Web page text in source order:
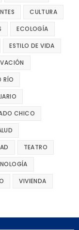
CULTURA
ECOLOGÍA
ESTILO DE VIDA
RÍO
CHICO
TEATRO
VIVIENDA